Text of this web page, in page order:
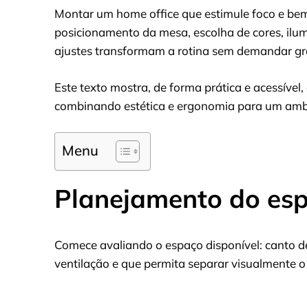
Montar um home office que estimule foco e
posicionamento da mesa, escolha de cores,
ajustes transformam a rotina sem demandar
Este texto mostra, de forma prática e
combinando estética e ergonomia para um
Menu
Planejamento do
Comece avaliando o espaço disponível: canto
ventilação e que permita separar visualmente